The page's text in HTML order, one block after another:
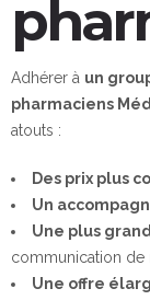
Adhérer à un
pharmaciens
atouts :
Des prix plus
Un
Une plus
communication de
Une offre